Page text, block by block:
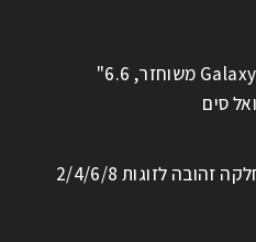
סמסונג Galaxy A42 5G משוחזר, 6.6"
טבעת נירוסטה חלקה זהובה לזוגות 2/4/6/8